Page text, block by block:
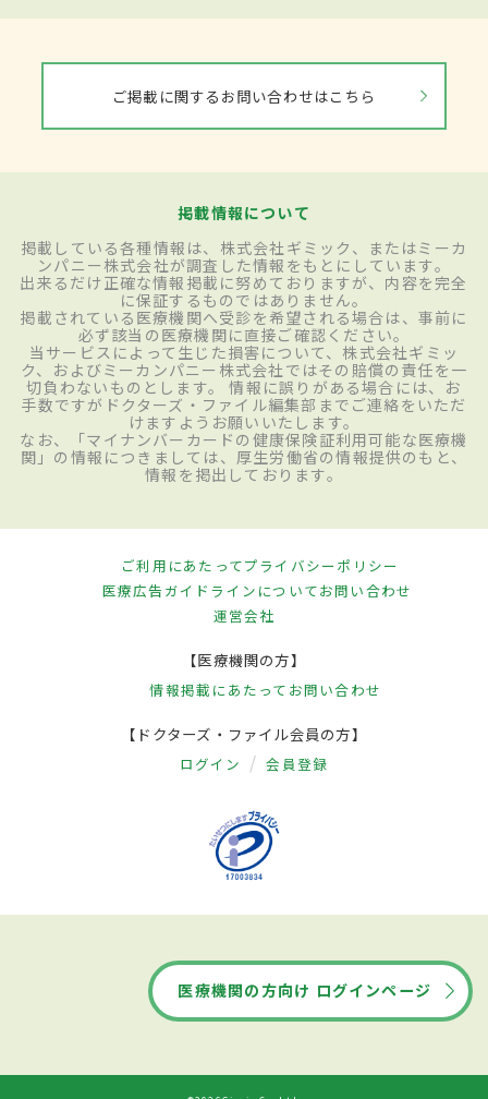
ご掲載に関するお問い合わせはこちら
掲載情報について
掲載している各種情報は、株式会社ギミック、またはミーカ
ンパニー株式会社が調査した情報をもとにしています。
出来るだけ正確な情報掲載に努めておりますが、内容を完全
に保証するものではありません。
掲載されている医療機関へ受診を希望される場合は、事前に
必ず該当の医療機関に直接ご確認ください。
当サービスによって生じた損害について、株式会社ギミッ
ク、およびミーカンパニー株式会社ではその賠償の責任を一
切負わないものとします。 情報に誤りがある場合には、お
手数ですがドクターズ・ファイル編集部までご連絡をいただ
けますようお願いいたします。
なお、「マイナンバーカードの健康保険証利用可能な医療機
関」の情報につきましては、厚生労働省の情報提供のもと、
情報を掲出しております。
ご利用にあたってプライバシーポリシー
医療広告ガイドラインについてお問い合わせ
運営会社
【医療機関の方】
情報掲載にあたって お問い合わせ
【ドクターズ・ファイル会員の方】
ログイン 会員登録
医療機関の方向け ログインページ